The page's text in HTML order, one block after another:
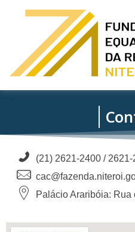
(21) 2621-2400 /
Palácio Araribóia: